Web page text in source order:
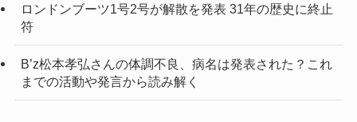
ロンドンブーツ1号2号が解散を発表 31年の歴史に終止
符
B’z松本孝弘さんの体調不良、病名は発表された？これ
までの活動や発言から読み解く